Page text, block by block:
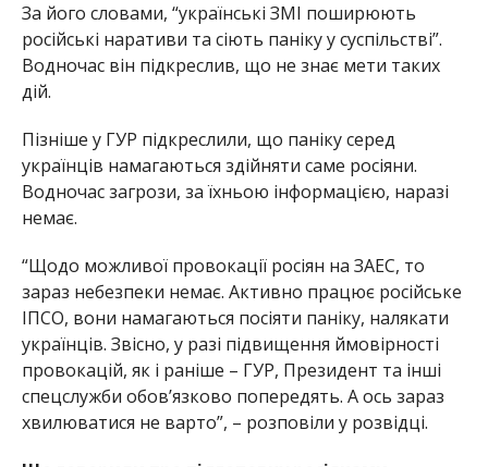
За його словами, “українські ЗМІ поширюють
російські наративи та сіють паніку у суспільстві”.
Водночас він підкреслив, що не знає мети таких
дій.
Пізніше у ГУР підкреслили, що паніку серед
українців намагаються здійняти саме росіяни.
Водночас загрози, за їхньою інформацією, наразі
немає.
“Щодо можливої провокації росіян на ЗАЕС, то
зараз небезпеки немає. Активно працює російське
ІПСО, вони намагаються посіяти паніку, налякати
українців. Звісно, у разі підвищення ймовірності
провокацій, як і раніше – ГУР, Президент та інші
спецслужби обов’язково попередять. А ось зараз
хвилюватися не варто”, – розповіли у розвідці.